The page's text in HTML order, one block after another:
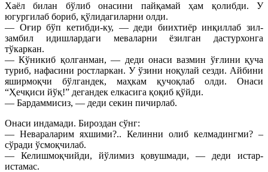
Хаёл билан бўлиб онасини пайқамай ҳам қолибди. У
югургилаб бориб, қўлидагиларни олди.
— Оғир бўп кетибди-ку, — деди биихтиёр инқиллаб зил-
замбил идишлардаги меваларни ёзилган дастурхонга
тўкаркан.
— Кўникиб қолганман, — деди онаси вазмин ўғлини қуча
туриб, нафасини ростларкан. У ўзини ноқулай сезди. Айбини
яширмоқчи бўлгандек, маҳкам қучоқлаб олди. Онаси
“Ҳечқиси йўқ!” дегандек елкасига қоқиб қўйди.
— Бардаммисиз, — деди секин пичирлаб.
Онаси индамади. Бироздан сўнг:
— Невараларим яхшими?.. Келинни олиб келмадингми? –
сўради ўсмоқчилаб.
— Келишмоқчийди, йўлимиз қовушмади, — деди истар-
истамас.